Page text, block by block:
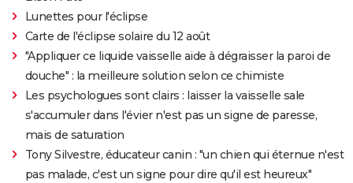
Lunettes pour l'éclipse
Carte de l'éclipse solaire du 12 août
"Appliquer ce liquide vaisselle aide à dégraisser la paroi de
douche" : la meilleure solution selon ce chimiste
Les psychologues sont clairs : laisser la vaisselle sale
s'accumuler dans l'évier n'est pas un signe de paresse,
mais de saturation
Tony Silvestre, éducateur canin : "un chien qui éternue n'est
pas malade, c'est un signe pour dire qu'il est heureux"